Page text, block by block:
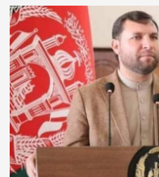
ایمان مشترک ما را تعریف می کند، حمایت کنید.» زنان معترض در این نامه
خود برای محکوم کردن اقدامات
را به احترام به حقوق زنان و
آمده است: «آموزه‌های اسلام را که عدالت،
را ترویج می‌دهد، تقویت کنید و
که به دنبال امنیت و
زنان معترض تاکید کرده‌اند که تعامل با حکومت
مشروط و مشارکت آن‌ها در
تضمین شود. این نامه درحالی به سران کشورهای اسلامی
نام «آموزش دختران در جوامع